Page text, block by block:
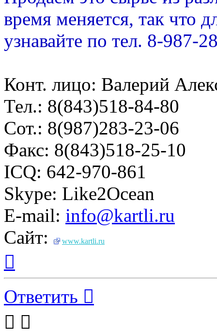
время меняется, так что
узнавайте по тел. 8-987-
Конт. лицо: Валерий
Тел.: 8(843)518-84-80
Сот.: 8(987)283-23-06
Факс: 8(843)518-25-10
ICQ: 642-970-861
Skype: Like2Ocean
Е-mail: info@kartli.ru
Сайт:
www.kartli.ru
началу
Ответить